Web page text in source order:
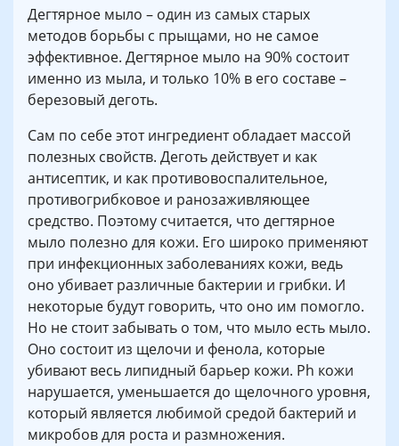
Дегтярное мыло – один из самых старых
методов борьбы с прыщами, но не самое
эффективное. Дегтярное мыло на 90% состоит
именно из мыла, и только 10% в его составе –
березовый деготь.
Сам по себе этот ингредиент обладает массой
полезных свойств. Деготь действует и как
антисептик, и как противовоспалительное,
противогрибковое и ранозаживляющее
средство. Поэтому считается, что дегтярное
мыло полезно для кожи. Его широко применяют
при инфекционных заболеваниях кожи, ведь
оно убивает различные бактерии и грибки. И
некоторые будут говорить, что оно им помогло.
Но не стоит забывать о том, что мыло есть мыло.
Оно состоит из щелочи и фенола, которые
убивают весь липидный барьер кожи. Ph кожи
нарушается, уменьшается до щелочного уровня,
который является любимой средой бактерий и
микробов для роста и размножения.